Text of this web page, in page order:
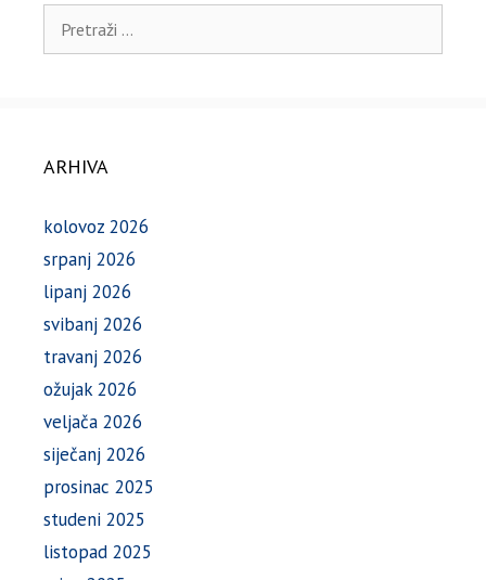
ARHIVA
kolovoz 2026
srpanj 2026
lipanj 2026
svibanj 2026
travanj 2026
ožujak 2026
veljača 2026
siječanj 2026
prosinac 2025
studeni 2025
listopad 2025